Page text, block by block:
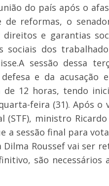
do país após o
de reformas, o
e garantias
sociais dos
sessão dessa
e da acusação
de 12 horas, tendo
feira (31). Após o
ministro
a sessão final para
Roussef vai ser
são necessários